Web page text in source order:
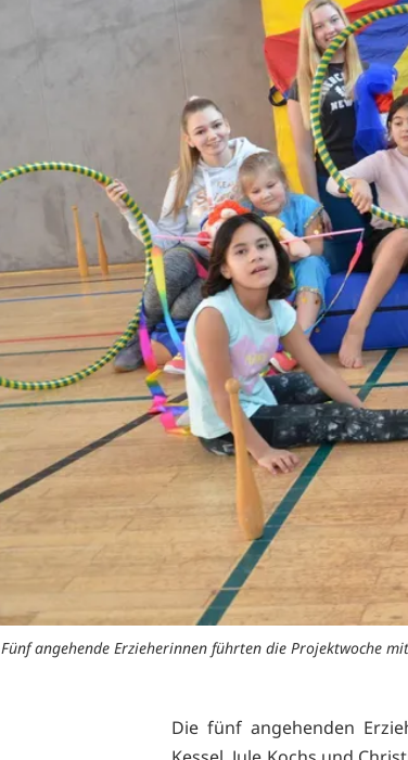
Fünf angehende Erzieherinnen führten die Projektwoche
Die fünf angehenden